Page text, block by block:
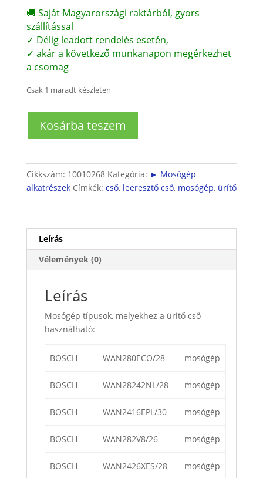
🚚 Saját Magyarországi raktárból, gyors
szállítással
✓ Délig leadott rendelés esetén,
✓ akár a következő munkanapon megérkezhet
a csomag
Csak 1 maradt készleten
biztonsági
cső)
mennyiség
Kosárba teszem
Cikkszám: 10010268 Kategória: ► Mosógép
alkatrészek Címkék: cső, leeresztő cső, mosógép, ürítő
Leírás
Vélemények (0)
Leírás
Mosógép típusok, melyekhez a üritő cső
használható:
BOSCH WAN280ECO/28 mosógép
BOSCH WAN28242NL/28 mosógép
BOSCH WAN2416EPL/30 mosógép
BOSCH WAN282V8/26 mosógép
BOSCH WAN2426XES/28 mosógép